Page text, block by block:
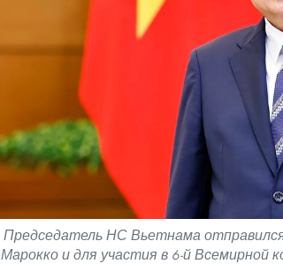
Председатель НС Вьетнама
Марокко и для участия в 6-й Всемирной